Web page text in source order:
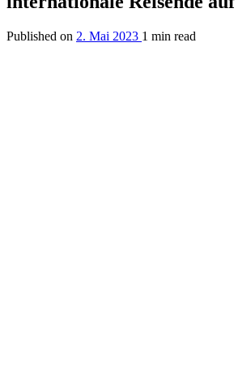
Published on 2. Mai 2023 1 min read